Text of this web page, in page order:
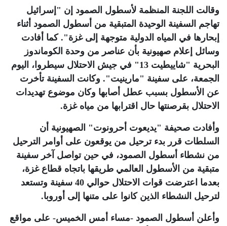
وقالت اللجنة المنظمة لأسطول الصمود إن "إسرائيل
تهاجم السفينة الوحيدة المتبقية من أسطول الصمود أثناء
إبحارها في المياه الدولية متوجهة إلى غزة". كما أفادت
وسائل إعلام صهيونية بأن عناصر من وحدة الكوماندوز
البحرية "شاييطيت 13" في جيش الاحتلال سيطروا، اليوم
الجمعة، على سفينة "مارينيت". وكانت السفينة تأخرت
عن الأسطول بسبب عطل أصابها وكان موضوع تهديدات
الاحتلال بقرصنتها حال اقترابها من مياه غزة.
وأفادت صحيفة "يديعوت أحرونوت" الصهيونية أن
السلطات قرر بدء ترحيل من يوقعون على أوامر الترحيل
من نشطاء أسطول الصمود، في حين تواصل آخر سفينة
متبقية من الأسطول العالمي طريقها باتجاه قطاع غزة،
بعدما اعترضت قوات الاحتلال حوالي 40 سفينة وتستعد
لترحيل النشطاء الذين كانوا على متنها إلى أوروبا.
وأعلن أسطول الصمود -مساء أمس الخميس- على مواقع